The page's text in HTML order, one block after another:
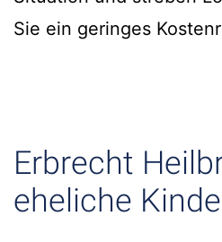
Sie ein geringes
Erbrecht
eheliche